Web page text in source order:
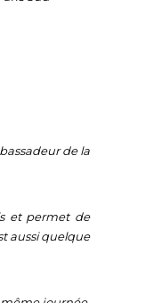
de la
et permet de
aussi quelque